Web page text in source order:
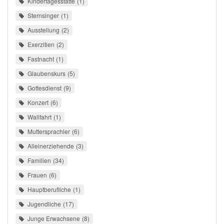
Sternsinger 1
Ausstellung 2
Exerzitien 2
Fastnacht 1
Glaubenskurs 5
Gottesdienst 9
Konzert 6
Wallfahrt 1
Muttersprachler 6
Alleinerziehende 3
Familien 34
Frauen 6
Hauptberufliche 1
Jugendliche 17
Junge Erwachsene 8